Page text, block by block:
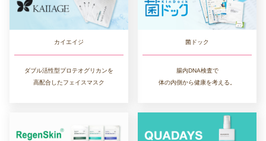
カイエイジ
ダブル活性型プロテオグリカンを
高配合したフェイスマスク
菌ドック
腸内DNA検査で
体の内側から健康を考える。